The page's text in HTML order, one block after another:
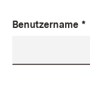
Benutzername *